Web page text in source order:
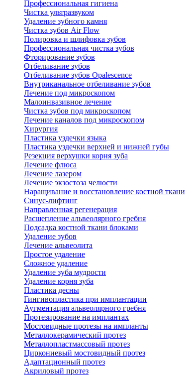
Профессиональная гигиена
Чистка ультразвуком
Удаление зубного камня
Чистка зубов Air Flow
Полировка и шлифовка зубов
Профессиональная чистка зубов
Фторирование зубов
Отбеливание зубов
Отбеливание зубов Opalescence
Внутриканальное отбеливание зубов
Лечение под микроскопом
Малоинвазивное лечение
Чистка зубов под микроскопом
Лечение каналов под микроскопом
Хирургия
Пластика уздечки языка
Пластика уздечки верхней и нижней губы
Резекция верхушки корня зуба
Лечение флюса
Лечение лазером
Лечение экзостоза челюсти
Наращивание и восстановление костной ткани
Синус-лифтинг
Направленная регенерация
Расщепление альвеолярного гребня
Подсадка костной ткани блоками
Удаление зубов
Лечение альвеолита
Простое удаление
Сложное удаление
Удаление зуба мудрости
Удаление корня зуба
Пластика десны
Гингивопластика при имплантации
Аугментация альвеолярного гребня
Протезирование на имплантах
Мостовидные протезы на импланты
Металлокерамический протез
Металлопластмассовый протез
Циркониевый мостовидный протез
Адаптационный протез
Акриловый протез